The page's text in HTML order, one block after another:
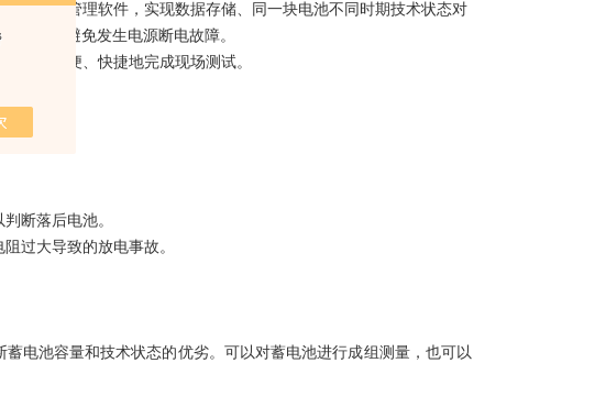
计算机管理软件，实现数据存储、同一块电池不同时期技术状态对
更换，避免发生电源断电故障。
能够方便、快捷地完成现场测试。
断落后电池。
过大导致的放电事故。
池容量和技术状态的优劣。可以对蓄电池进行成组测量，也可以